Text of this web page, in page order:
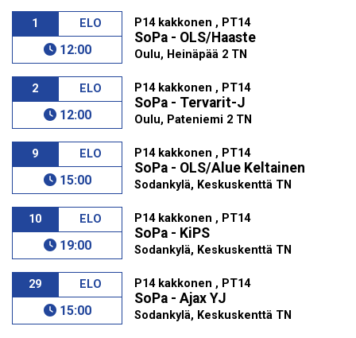
1 ELO
12:00
P14 kakkonen , PT14
SoPa - OLS/Haaste
Oulu, Heinäpää 2 TN
2 ELO
12:00
P14 kakkonen , PT14
SoPa - Tervarit-J
Oulu, Pateniemi 2 TN
9 ELO
15:00
P14 kakkonen , PT14
SoPa - OLS/Alue Keltainen
Sodankylä, Keskuskenttä TN
10 ELO
19:00
P14 kakkonen , PT14
SoPa - KiPS
Sodankylä, Keskuskenttä TN
29 ELO
15:00
P14 kakkonen , PT14
SoPa - Ajax YJ
Sodankylä, Keskuskenttä TN